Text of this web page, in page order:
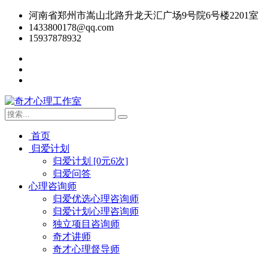
河南省郑州市嵩山北路升龙天汇广场9号院6号楼2201室
1433800178@qq.com
15937878932
首页
归爱计划
归爱计划 [0元6次]
归爱问答
心理咨询师
归爱优选心理咨询师
归爱计划心理咨询师
独立项目咨询师
奇才讲师
奇才心理督导师